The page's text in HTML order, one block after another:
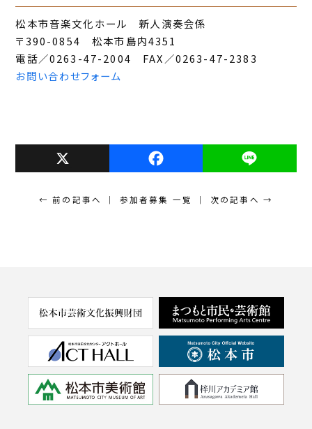
松本市音楽文化ホール 新人演奏会係
〒390-0854 松本市島内4351
電話／0263-47-2004 FAX／0263-47-2383
お問い合わせフォーム
X
F
a
c
L
i
n
← 前の記事へ 参加者募集 一覧 次の記事へ →